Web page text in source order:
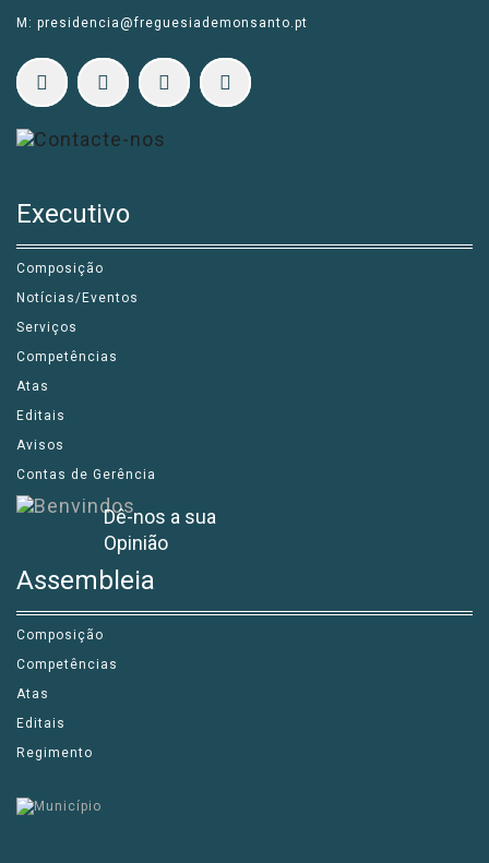
M: presidencia@freguesiademonsanto.pt
Executivo
Composição
Notícias/Eventos
Serviços
Competências
Atas
Editais
Avisos
Contas de Gerência
Dê-nos a sua
Opinião
Assembleia
Composição
Competências
Atas
Editais
Regimento